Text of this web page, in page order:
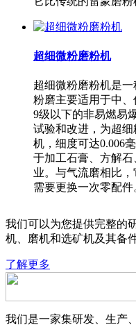
超细微粉磨粉机
超细微粉磨粉机是
粉磨主要适用于中
9级以下的非易燃易
试验和改进，为超
机，细度可达0.006
于加工石膏、方解
业。与气流磨相比
需要更换一次零配件
我们可以为您提供完整的
机、磨机和选矿机及其备件
了解更多
我们是一家集研发、生产